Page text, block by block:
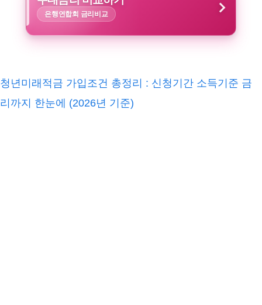
은행연합회 금리비교
청년미래적금 가입조건 총정리 : 신청기간 소득기준 금
리까지 한눈에 (2026년 기준)